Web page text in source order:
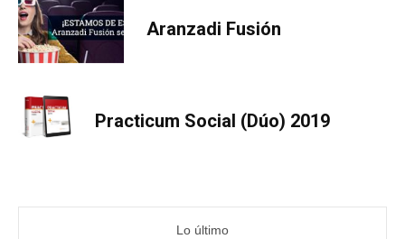
Aranzadi Fusión
Practicum Social (Dúo) 2019
Lo último